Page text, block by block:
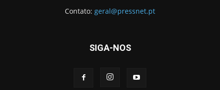
Contato: geral@pressnet.pt
SIGA-NOS